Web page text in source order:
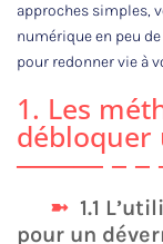
approches simples,
numérique en peu
pour redonner vie à
1. Les
débloquer
1.1
pour un